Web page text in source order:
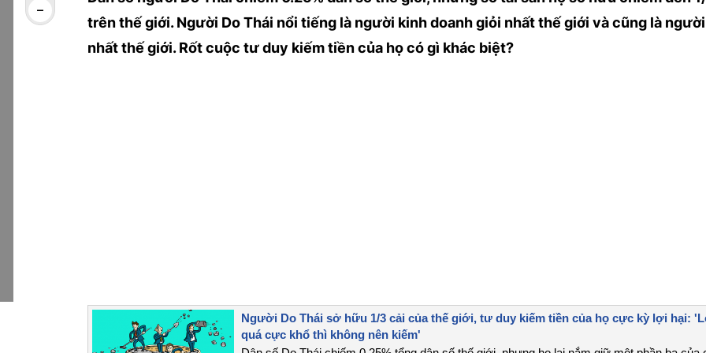
trên thế giới. Người Do Thái nổi tiếng là người kinh doanh giỏi nhất thế giới và cũng là
nhất thế giới. Rốt cuộc tư duy kiếm tiền của họ có gì khác biệt?
Người Do Thái sở hữu 1/3 cải của thế giới, tư duy kiếm tiền của họ cực kỳ lợi hại:
quá cực khổ thì không nên kiếm'